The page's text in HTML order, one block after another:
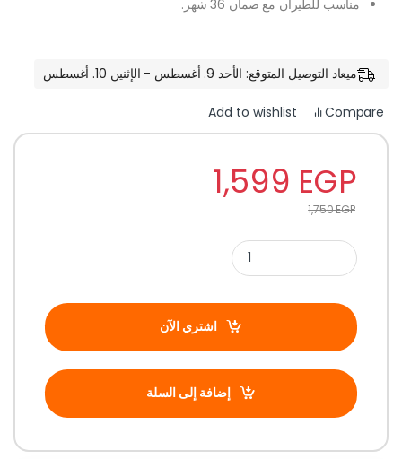
مناسب للطيران مع ضمان 36 شهر.
ميعاد التوصيل المتوقع: الأحد 9. أغسطس - الإثنين 10. أغسطس
Compare
Add to wishlist
1,599 EGP
1,750EGP
اشتري الآن
إضافة إلى السلة